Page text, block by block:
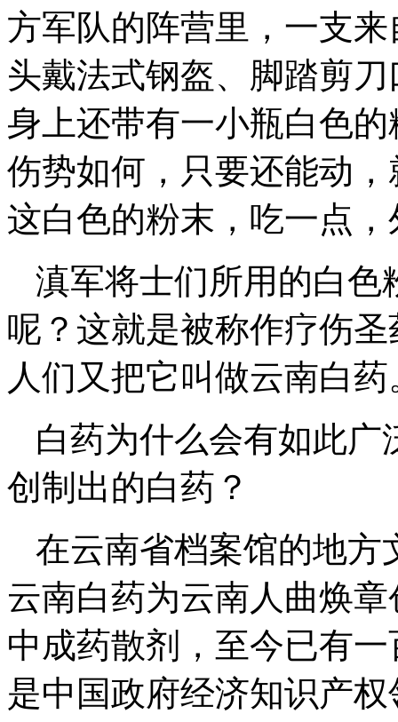
方军队的阵营里，一支
头戴法式钢盔、脚踏剪
身上还带有一小瓶白色
伤势如何，只要还能动
这白色的粉末，吃一点
滇军将士们所用的白色
呢？这就是被称作疗伤
人们又把它叫做云南白药
白药为什么会有如此
创制出的白药？
在云南省档案馆的地方
云南白药为云南人曲焕
中成药散剂，至今已有
是中国政府经济知识产